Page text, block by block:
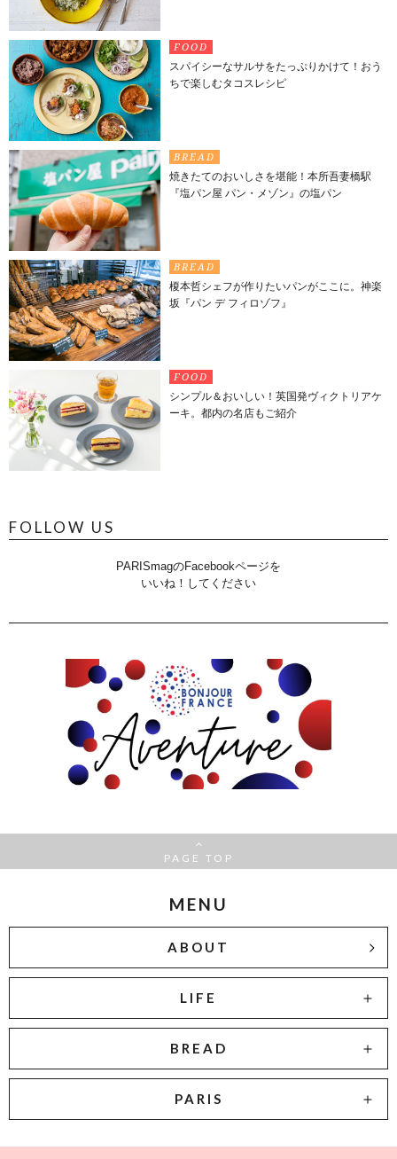
FOOD
スパイシーなサルサをたっぷりかけて！おう
ちで楽しむタコスレシピ
BREAD
焼きたてのおいしさを堪能！本所吾妻橋駅
『塩パン屋 パン・メゾン』の塩パン
BREAD
榎本哲シェフが作りたいパンがここに。神楽
坂『パン デ フィロゾフ』
FOOD
シンプル＆おいしい！英国発ヴィクトリアケ
ーキ。都内の名店もご紹介
FOLLOW US
PARISmagのFacebookページを
いいね！してください
PAGE TOP
MENU
ABOUT
LIFE
BREAD
PARIS